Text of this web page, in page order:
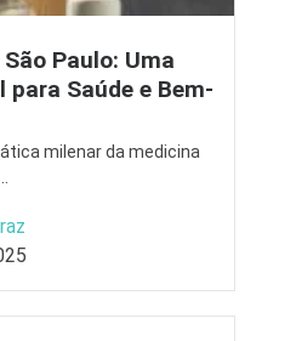
Paulo: Uma
Saúde e Bem-
milenar da medicina